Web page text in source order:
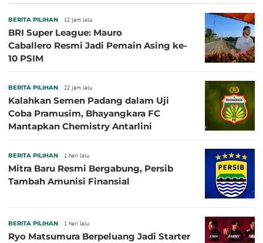
BERITA PILIHAN 12 jam lalu
BRI Super League: Mauro
Caballero Resmi Jadi Pemain Asing ke-
10 PSIM
BERITA PILIHAN 22 jam lalu
Kalahkan Semen Padang dalam Uji
Coba Pramusim, Bhayangkara FC
Mantapkan Chemistry Antarlini
BERITA PILIHAN 1 hari lalu
Mitra Baru Resmi Bergabung, Persib
Tambah Amunisi Finansial
BERITA PILIHAN 1 hari lalu
Ryo Matsumura Berpeluang Jadi Starter